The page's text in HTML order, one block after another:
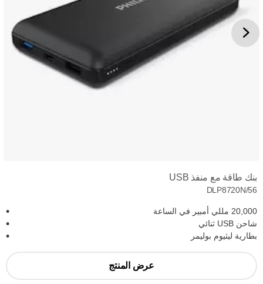
بنك طاقة مع منفذ USB
DLP8720N/56
20,000 مللي أمبير في الساعة
شاحن USB ثنائي
بطارية ليثيوم بوليمر
عرض المنتج